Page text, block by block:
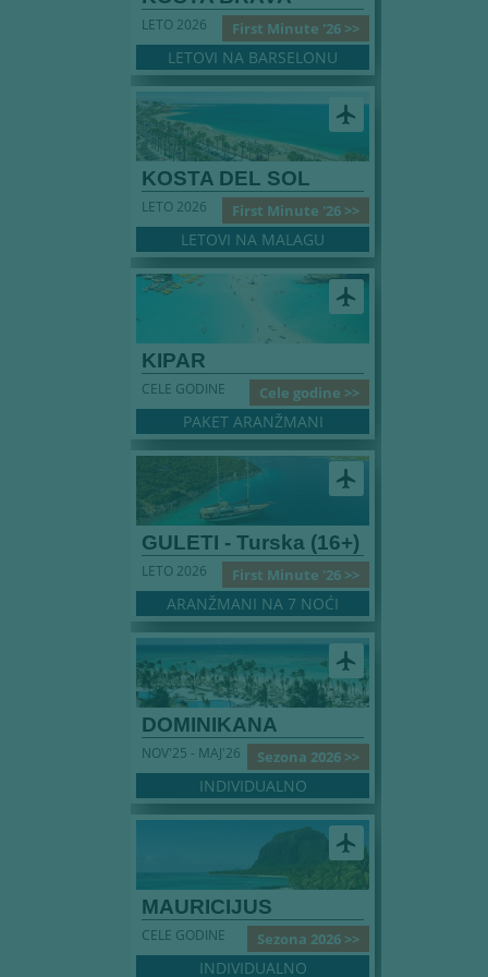
First Minute '26 >>
LETO 2026
LETOVI NA BARSELONU
airplanemode_active
KOSTA DEL SOL
First Minute '26 >>
LETO 2026
LETOVI NA MALAGU
airplanemode_active
KIPAR
Cele godine >>
CELE GODINE
PAKET ARANŽMANI
airplanemode_active
GULETI - Turska (16+)
First Minute '26 >>
LETO 2026
ARANŽMANI NA 7 NOĆI
airplanemode_active
DOMINIKANA
Sezona 2026 >>
NOV'25 - MAJ'26
INDIVIDUALNO
airplanemode_active
MAURICIJUS
Sezona 2026 >>
CELE GODINE
INDIVIDUALNO